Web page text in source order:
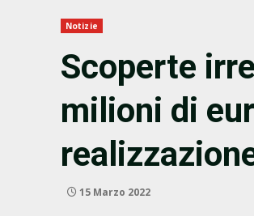
Notizie
Scoperte
milioni di
15 Marzo 2022